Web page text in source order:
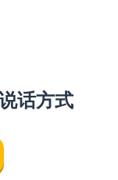
话方式